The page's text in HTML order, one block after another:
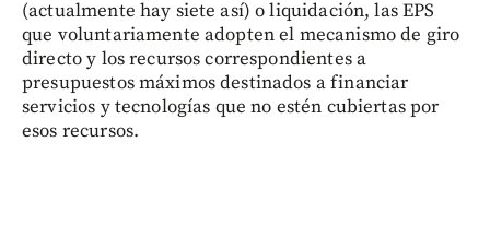
(actualmente hay siete así) o liquidación, las EPS
que voluntariamente adopten el mecanismo de giro
directo y los recursos correspondientes a
presupuestos máximos destinados a financiar
servicios y tecnologías que no estén cubiertas por
esos recursos.